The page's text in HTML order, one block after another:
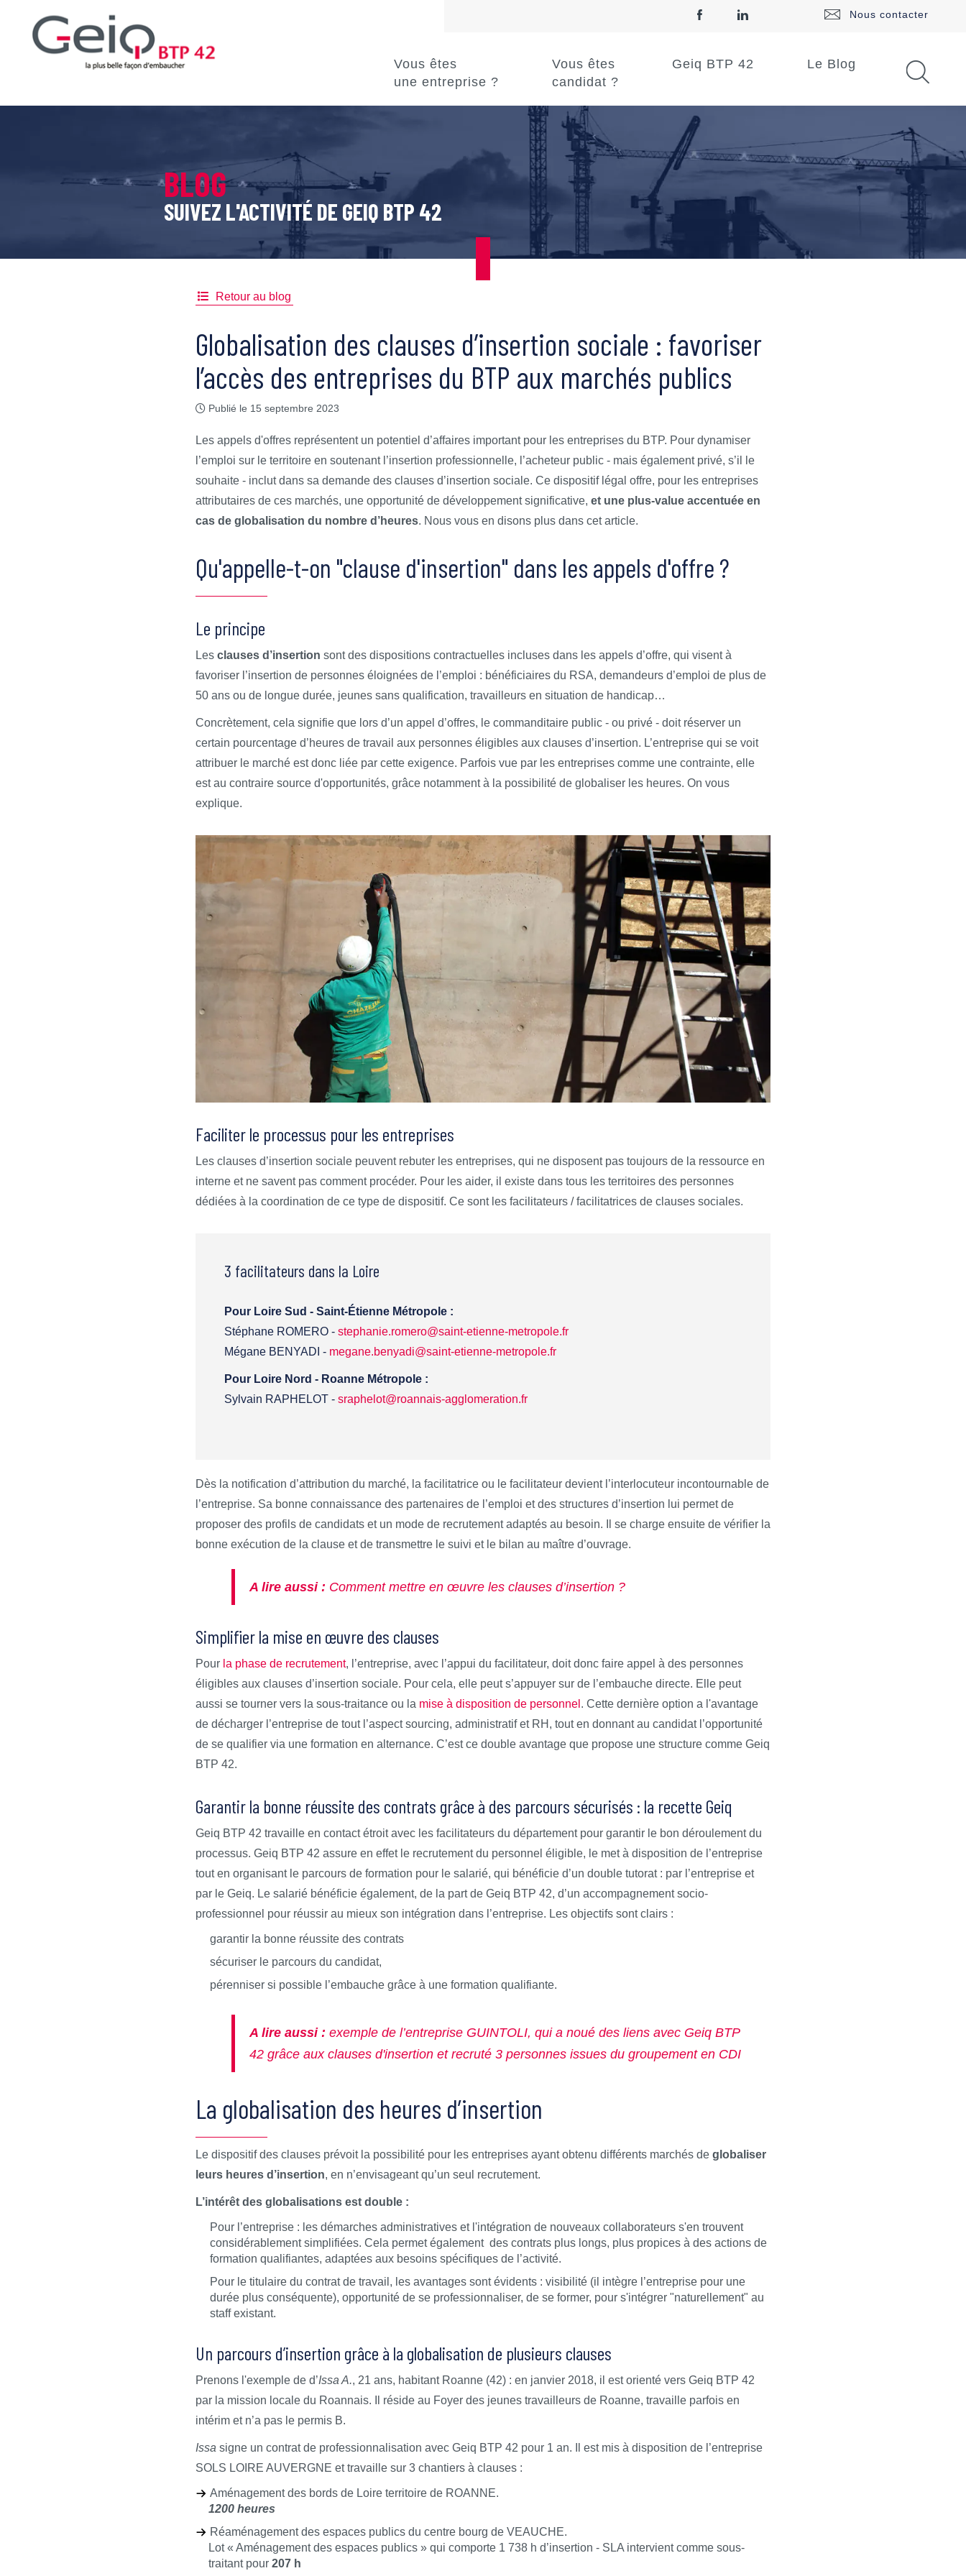
Nous contacter
Vous êtes
une entreprise ?
Vous êtes
candidat ?
Geiq BTP 42 Le Blog
BLOG
SUIVEZ L'ACTIVITÉ DE GEIQ BTP 42
Retour au blog
Globalisation des clauses d’insertion sociale : favoriser
l’accès des entreprises du BTP aux marchés publics
Publié le 15 septembre 2023
Les appels d'offres représentent un potentiel d’affaires important pour les entreprises du BTP. Pour dynamiser
l’emploi sur le territoire en soutenant l’insertion professionnelle, l’acheteur public - mais également privé, s’il le
souhaite - inclut dans sa demande des clauses d’insertion sociale. Ce dispositif légal offre, pour les entreprises
attributaires de ces marchés, une opportunité de développement significative, et une plus-value accentuée en
cas de globalisation du nombre d’heures. Nous vous en disons plus dans cet article.
Qu'appelle-t-on "clause d'insertion" dans les appels d'offre ?
Le principe
Les clauses d’insertion sont des dispositions contractuelles incluses dans les appels d’offre, qui visent à
favoriser l’insertion de personnes éloignées de l’emploi : bénéficiaires du RSA, demandeurs d’emploi de plus de
50 ans ou de longue durée, jeunes sans qualification, travailleurs en situation de handicap…
Concrètement, cela signifie que lors d’un appel d’offres, le commanditaire public - ou privé - doit réserver un
certain pourcentage d’heures de travail aux personnes éligibles aux clauses d’insertion. L’entreprise qui se voit
attribuer le marché est donc liée par cette exigence. Parfois vue par les entreprises comme une contrainte, elle
est au contraire source d'opportunités, grâce notamment à la possibilité de globaliser les heures. On vous
explique.
Faciliter le processus pour les entreprises
Les clauses d’insertion sociale peuvent rebuter les entreprises, qui ne disposent pas toujours de la ressource en
interne et ne savent pas comment procéder. Pour les aider, il existe dans tous les territoires des personnes
dédiées à la coordination de ce type de dispositif. Ce sont les facilitateurs / facilitatrices de clauses sociales.
3 facilitateurs dans la Loire
Pour Loire Sud - Saint-Étienne Métropole :
Stéphane ROMERO - stephanie.romero@saint-etienne-metropole.fr
Mégane BENYADI - megane.benyadi@saint-etienne-metropole.fr
Pour Loire Nord - Roanne Métropole :
Sylvain RAPHELOT - sraphelot@roannais-agglomeration.fr
Dès la notification d’attribution du marché, la facilitatrice ou le facilitateur devient l’interlocuteur incontournable de
l’entreprise. Sa bonne connaissance des partenaires de l’emploi et des structures d’insertion lui permet de
proposer des profils de candidats et un mode de recrutement adaptés au besoin. Il se charge ensuite de vérifier la
bonne exécution de la clause et de transmettre le suivi et le bilan au maître d’ouvrage.
A lire aussi : Comment mettre en œuvre les clauses d’insertion ?
Simplifier la mise en œuvre des clauses
Pour la phase de recrutement, l’entreprise, avec l’appui du facilitateur, doit donc faire appel à des personnes
éligibles aux clauses d’insertion sociale. Pour cela, elle peut s’appuyer sur de l’embauche directe. Elle peut
aussi se tourner vers la sous-traitance ou la mise à disposition de personnel . Cette dernière option a l'avantage
de décharger l’entreprise de tout l’aspect sourcing, administratif et RH, tout en donnant au candidat l’opportunité
de se qualifier via une formation en alternance. C’est ce double avantage que propose une structure comme Geiq
BTP 42.
Garantir la bonne réussite des contrats grâce à des parcours sécurisés : la recette Geiq
Geiq BTP 42 travaille en contact étroit avec les facilitateurs du département pour garantir le bon déroulement du
processus. Geiq BTP 42 assure en effet le recrutement du personnel éligible, le met à disposition de l’entreprise
tout en organisant le parcours de formation pour le salarié, qui bénéficie d’un double tutorat : par l’entreprise et
par le Geiq. Le salarié bénéficie également, de la part de Geiq BTP 42, d’un accompagnement socio-
professionnel pour réussir au mieux son intégration dans l’entreprise. Les objectifs sont clairs :
garantir la bonne réussite des contrats
sécuriser le parcours du candidat,
pérenniser si possible l’embauche grâce à une formation qualifiante.
A lire aussi : exemple de l’entreprise GUINTOLI, qui a noué des liens avec Geiq BTP
42 grâce aux clauses d'insertion et recruté 3 personnes issues du groupement en CDI
La globalisation des heures d’insertion
Le dispositif des clauses prévoit la possibilité pour les entreprises ayant obtenu différents marchés de globaliser
leurs heures d’insertion, en n’envisageant qu’un seul recrutement.
L’intérêt des globalisations est double :
Pour l’entreprise : les démarches administratives et l'intégration de nouveaux collaborateurs s'en trouvent
considérablement simplifiées. Cela permet également des contrats plus longs, plus propices à des actions de
formation qualifiantes, adaptées aux besoins spécifiques de l’activité.
Pour le titulaire du contrat de travail, les avantages sont évidents : visibilité (il intègre l’entreprise pour une
durée plus conséquente), opportunité de se professionnaliser, de se former, pour s'intégrer "naturellement" au
staff existant.
Un parcours d’insertion grâce à la globalisation de plusieurs clauses
Prenons l'exemple de d’Issa A., 21 ans, habitant Roanne (42) : en janvier 2018, il est orienté vers Geiq BTP 42
par la mission locale du Roannais. Il réside au Foyer des jeunes travailleurs de Roanne, travaille parfois en
intérim et n’a pas le permis B.
Issa signe un contrat de professionnalisation avec Geiq BTP 42 pour 1 an. Il est mis à disposition de l’entreprise
SOLS LOIRE AUVERGNE et travaille sur 3 chantiers à clauses :
Aménagement des bords de Loire territoire de ROANNE.
1200 heures
Réaménagement des espaces publics du centre bourg de VEAUCHE.
Lot « Aménagement des espaces publics » qui comporte 1 738 h d’insertion - SLA intervient comme sous-
traitant pour 207 h